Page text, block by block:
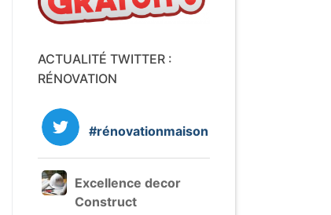
ACTUALITÉ TWITTER :
RÉNOVATION
#rénovationmaison
Excellence decor
Construct